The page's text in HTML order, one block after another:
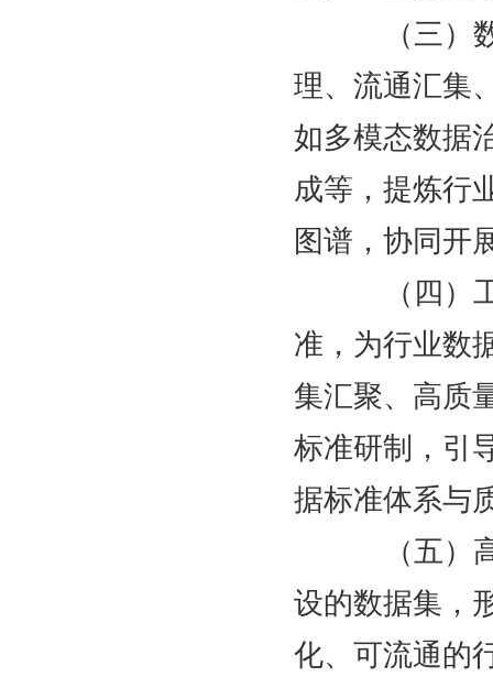
（三）数
理、流通汇集
如多模态数据
成等，提炼行
图谱，协同开
（四）工
准，为行业数
集汇聚、高质
标准研制，引
据标准体系与
（五）高
设的数据集，
化、可流通的